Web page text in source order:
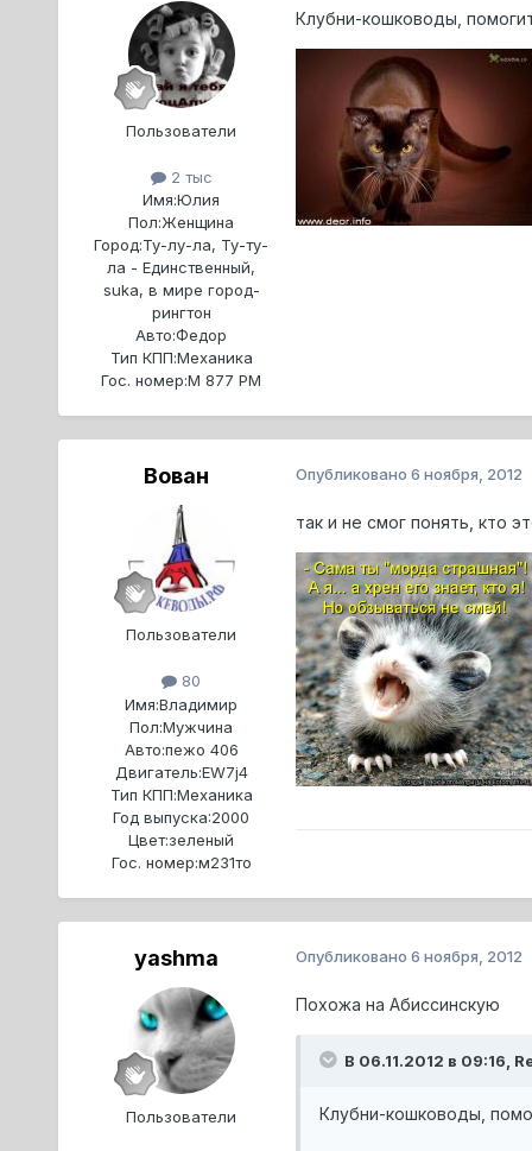
Пользователи
2 тыс
Имя:Юлия
Пол:Женщина
Город:Ту-лу-ла, Ту-ту-
ла - Единственный,
suka, в мире город-
рингтон
Авто:Федор
Тип КПП:Механика
Гос. номер:М 877 РМ
Клубни-кошководы,
Вован
Пользователи
80
Имя:Владимир
Пол:Мужчина
Авто:пежо 406
Двигатель:EW7j4
Тип КПП:Механика
Год выпуска:2000
Цвет:зеленый
Гос. номер:м231то
Опубликовано 6 ноября, 2012
так и не смог понять, кто
yashma
Пользователи
Опубликовано 6 ноября, 2012
Похожа на Абиссинскую
В 06.11.2012 в 09:16,
Клубни-кошководы,